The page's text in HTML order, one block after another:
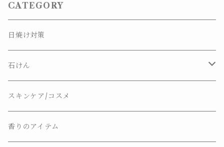
CATEGORY
日焼け対策
石けん
ナチュラルソープ
ソープディッシュ
スキンケア/コスメ
香りのアイテム